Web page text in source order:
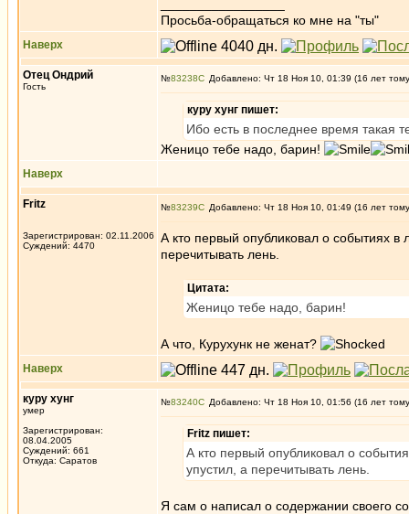
Просьба-обращаться ко мне на "ты"
Наверх
Отец Ондрий
Гость
№83238 Добавлено: Чт 18 Ноя 10, 01:39 (16 лет
куру хунг пишет:
Ибо есть в последнее время такая
Женицо тебе надо, барин!
Наверх
Fritz
Зарегистрирован: 02.11.2006
Суждений: 4470
№83239 Добавлено: Чт 18 Ноя 10, 01:49 (16 лет
А кто первый опубликовал о событиях в
перечитывать лень.
Цитата:
Женицо тебе надо, барин!
А что, Курухунк не женат?
Наверх
куру хунг
умер
Зарегистрирован:
08.04.2005
Суждений: 661
Откуда: Саратов
№83240 Добавлено: Чт 18 Ноя 10, 01:56 (16 лет
Fritz пишет:
А кто первый опубликовал о
упустил, а перечитывать лень.
Я сам о написал о содержании своего